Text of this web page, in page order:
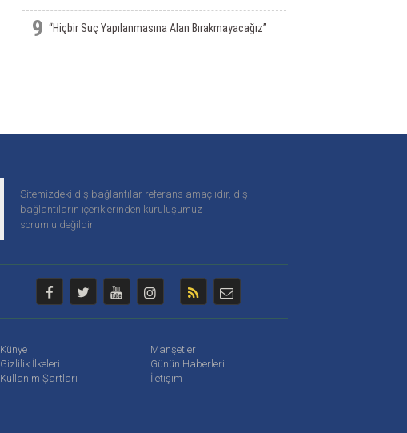
9 “Hiçbir Suç Yapılanmasına Alan Bırakmayacağız”
Sitemizdeki dış bağlantılar referans amaçlıdır, dış
bağlantıların içeriklerinden kuruluşumuz
sorumlu değildir
Künye
Gizlilik İlkeleri
Kullanım Şartları
Manşetler
Günün Haberleri
İletişim